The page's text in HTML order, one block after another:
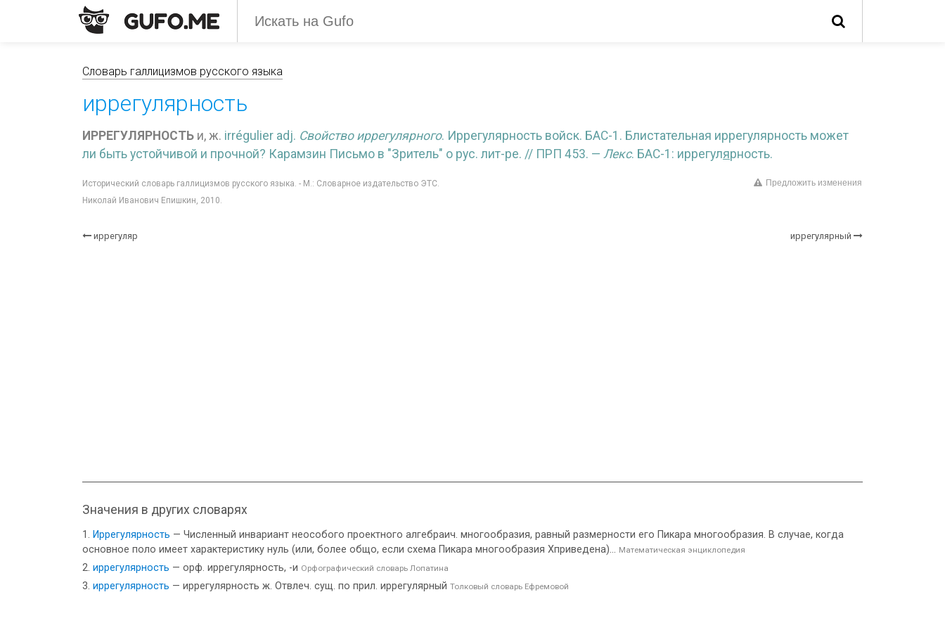
Словарь галлицизмов русского языка
иррегулярность
ИРРЕГУЛЯРНОСТЬ и, ж. irrégulier adj. Свойство иррегулярного. Иррегулярность войск. БАС-1. Блистательная иррегулярность может
ли быть устойчивой и прочной? Карамзин Письмо в "Зритель" о рус. лит-ре. // ПРП 453. — Лекс. БАС-1: иррегулярность.
Исторический словарь галлицизмов русского языка. - М.: Словарное издательство ЭТС.
Николай Иванович Епишкин, 2010.
Предложить изменения
иррегуляр иррегулярный
Значения в других словарях
Иррегулярность — Численный инвариант неособого проектного алгебраич. многообразия, равный размерности его Пикара многообразия. В случае, когда
основное поло имеет характеристику нуль (или, более общо, если схема Пикара многообразия Xприведена)... Математическая энциклопедия
иррегулярность — орф. иррегулярность, -и Орфографический словарь Лопатина
иррегулярность — иррегулярность ж. Отвлеч. сущ. по прил. иррегулярный Толковый словарь Ефремовой